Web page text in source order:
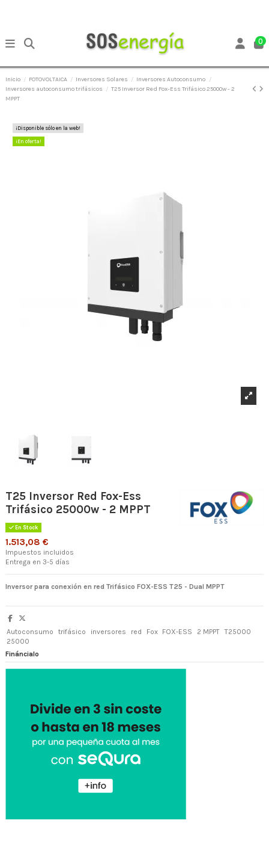
0
Inicio FOTOVOLTAICA Inversores Solares
Inversores Autoconsumo
Inversores autoconsumo trifásicos
T25 Inversor Red Fox-Ess Trifásico 25000w - 2
MPPT
¡Disponible sólo en la web!
¡En oferta!
T25 Inversor Red Fox-Ess
Trifásico 25000w - 2 MPPT
En Stock
1.513,08 €
Impuestos incluidos
Entrega en 3-5 días
Inversor para conexión en red Trifásico FOX-ESS T25 - Dual MPPT
Autoconsumo trifásico inversores red Fox FOX-ESS 2 MPPT T25000
25000
Fináncialo